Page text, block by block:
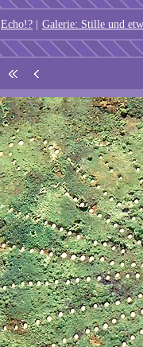
Echo!? | Galerie: Stille und